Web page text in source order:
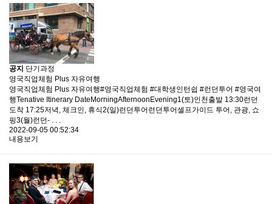
공지 단기과정
영국직업체험 Plus 자유여행
영국직업체험 Plus 자유여행#영국직업체험 #대학생인턴쉽 #런던투어 #영국여
행Tenative Itinerary DateMorningAfternoonEvening1(토)인천출발 13:30런던
도착 17:25저녁, 체크인, 휴식2(일)런던투어런던투어셀프가이드 투어, 관광, 쇼
핑3(월)런던- . . .
2022-09-05 00:52:34
내용보기